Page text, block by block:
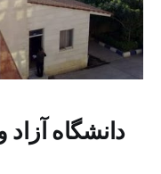
دانشگاه